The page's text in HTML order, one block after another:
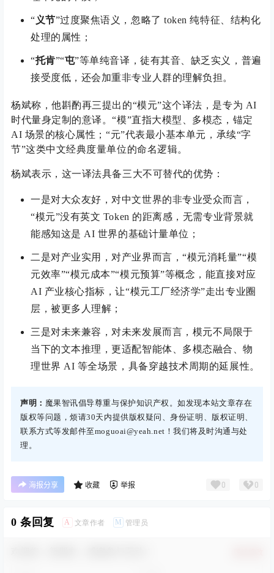
“ 义节”过度聚焦语义，忽略了 token 纯特征、结构化
处理的属性；
“托肯”“屯”等单纯音译，徒有其音、缺乏实义，普遍
接受度低，还会加重非专业人群的理解负担。
杨斌称，他斟酌再三提出的“模元”这个译法，是专为 AI
时代量身定制的意译。“模”直指大模型、多模态，锚定
AI 场景的核心属性；“元”代表最小基本单元，承续“字
节”这类中文经典度量单位的命名逻辑。
杨斌表示，这一译法具备三大不可替代的优势：
一是对大众友好，对中文世界的非专业受众而言，
“模元”没有英文 Token 的距离感，无需专业背景就
能感知这是 AI 世界的基础计量单位；
二是对产业实用，对产业界而言，“模元消耗量”“模
元效率”“模元成本”“模元预算”等概念，能直接对应
AI 产业核心指标，让“模元工厂经济学”走出专业圈
层，被更多人理解；
三是对未来兼容，对未来发展而言，模元不局限于
当下的文本推理，更适配智能体、多模态融合、物
理世界 AI 等全场景，具备穿越技术周期的延展性。
声明： 魔果智讯倡导尊重与保护知识产权。如发现本站文章存在
版权等问题，烦请30天内提供版权疑问、身份证明、版权证明、
联系方式等发邮件至moguoai@yeah.net！我们将及时沟通与处
理。
海报分享 收藏 举报 0 0
0 条回复 A 文章作者 M 管理员